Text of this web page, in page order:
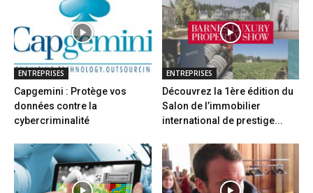
ENTREPRISES
Capgemini : Protège vos
données contre la
cybercriminalité
ENTREPRISES
Découvrez la 1ère édition du
Salon de l’immobilier
international de prestige...